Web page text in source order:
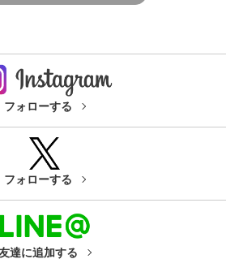
フォローする
フォローする
達に追加する